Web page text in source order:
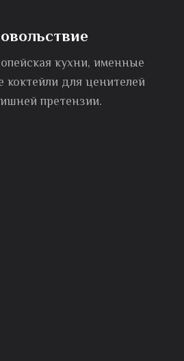
кухни, именные
для ценителей
претензии.